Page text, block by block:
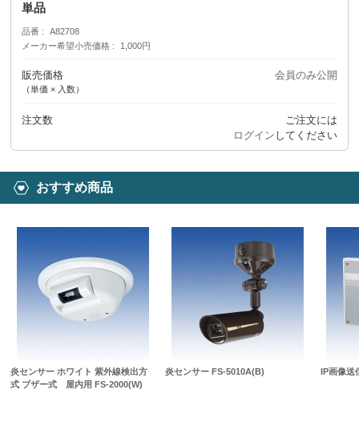
単品
品番
A82708
メーカー希望小売価格
1,000円
販売価格
（単価 × 入数）
会員のみ公開
注文数
ご注文には
ログイン してください
おすすめ商品
炎センサー ホワイト 紫外線検出方
式 ブザー式 屋内用 FS-2000(W)
炎センサー FS-5010A(B) IP画像送